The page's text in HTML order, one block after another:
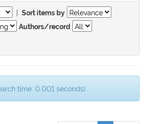
| Sort items by
Authors/record
time: 0.001 seconds).